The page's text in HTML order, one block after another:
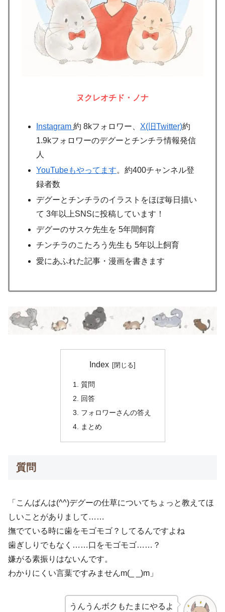
ヌクレオチド・ノナ
Instagram約 8kフォロワー、 X(旧Twitter)約
1.9kフォロワーのデグーとチンチラ情報発信
人
YouTubeもやってます。約400チャンネル登
録者数
デグーとチンチラのイラストをほぼ毎日描い
て 3年以上SNSに投稿しています！
デグーのサスケ先生を 5年間飼育
チンチラのこたろう先生も 5年以上飼育
愛にあふれた記事・漫画を書きます
Index
質問
回答
フォロワーさんの答え
まとめ
質問
「こんばんは(^^)デグーの仕草についてちょっと教えてほ
しいことがありまして……
撫でている時に歯をモゴモゴ？してるんですよね
歯ぎしりでもなく……口をモゴモゴ……？
嫌がる素振りはないんです。
わかりにくい言葉ですみませんm(_ _)m」
うんうんボクもたまにやるよ